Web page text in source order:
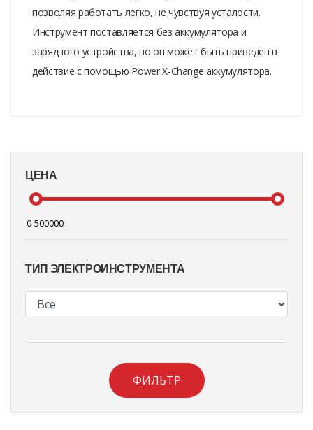
ЦЕНА
ТИП ЭЛЕКТРОИНСТРУМЕНТА
ФИЛЬТР
позволяя работать легко, не чувствуя усталости.
Инструмент поставляется без аккумулятора и
зарядного устройства, но он может быть приведен в
действие с помощью Power X-Change аккумулятора.